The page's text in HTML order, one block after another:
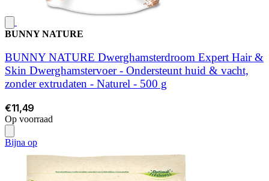
BUNNY NATURE
BUNNY NATURE Dwerghamsterdroom Expert Hair &
Skin Dwerghamstervoer - Ondersteunt huid & vacht,
zonder extrudaten - Naturel - 500 g
€11,49
Op voorraad
Bijna op